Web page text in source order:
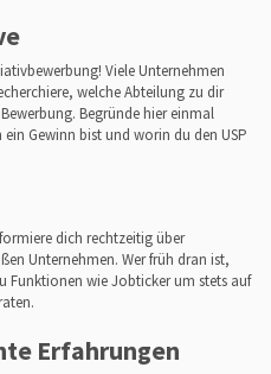
Viele Unternehmen
welche Abteilung zu dir
Begründe hier einmal
Gewinn bist und worin du den USP
dich rechtzeitig über
Unternehmen. Wer früh dran ist,
Funktionen wie Jobticker um stets auf
Erfahrungen